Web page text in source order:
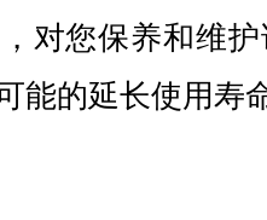
对您保养和维
能的延长使用寿